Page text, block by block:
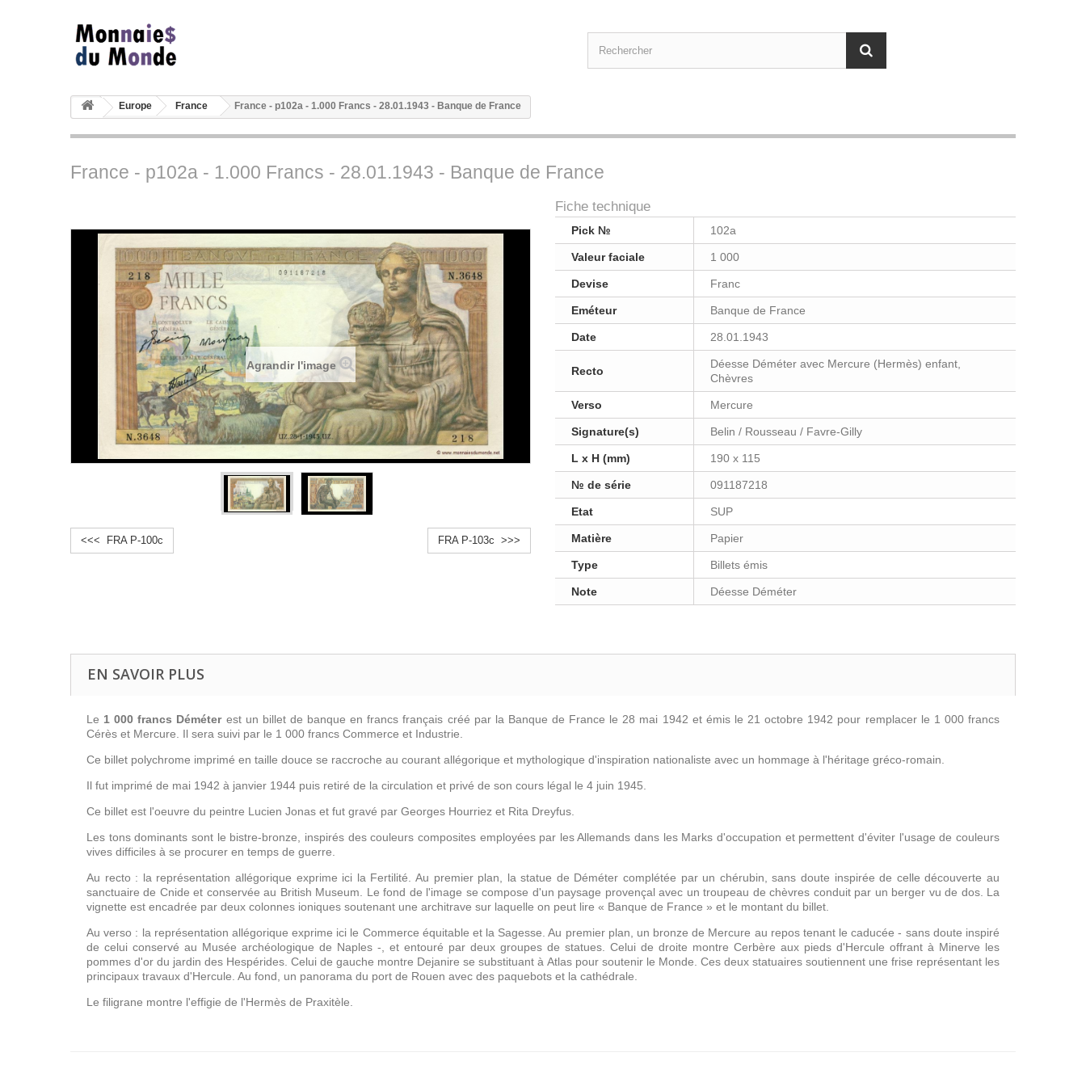
Europe France France - p102a - 1.000 Francs - 28.01.1943 - Banque de France
France - p102a - 1.000 Francs - 28.01.1943 - Banque de France
Agrandir l'image
<<< FRA P-100c FRA P-103c >>>
Fiche technique
Pick № 102a
Valeur faciale 1 000
Devise Franc
Eméteur Banque de France
Date 28.01.1943
Recto
Déesse Déméter avec Mercure (Hermès) enfant,
Chèvres
Verso Mercure
Signature(s) Belin / Rousseau / Favre-Gilly
L x H (mm) 190 x 115
№ de série 091187218
Etat SUP
Matière Papier
Type Billets émis
Note Déesse Déméter
EN SAVOIR PLUS
Le 1 000 francs Déméterest un billet de banque en francs français créé par la Banque de France le 28 mai 1942 et émis le 21 octobre 1942 pour remplacer le 1 000 francs
Cérès et Mercure. Il sera suivi par le 1 000 francs Commerce et Industrie.
Ce billet polychrome imprimé en taille douce se raccroche au courant allégorique et mythologique d'inspiration nationaliste avec un hommage à l'héritage gréco-romain.
Il fut imprimé de mai 1942 à janvier 1944 puis retiré de la circulation et privé de son cours légal le 4 juin 1945.
Ce billet est l'oeuvre du peintre Lucien Jonas et fut gravé par Georges Hourriez et Rita Dreyfus.
Les tons dominants sont le bistre-bronze, inspirés des couleurs composites employées par les Allemands dans les Marks d'occupation et permettent d'éviter l'usage de couleurs
vives difficiles à se procurer en temps de guerre.
Au recto : la représentation allégorique exprime ici la Fertilité. Au premier plan, la statue de Déméter complétée par un chérubin, sans doute inspirée de celle découverte au
sanctuaire de Cnide et conservée au British Museum. Le fond de l'image se compose d'un paysage provençal avec un troupeau de chèvres conduit par un berger vu de dos. La
vignette est encadrée par deux colonnes ioniques soutenant une architrave sur laquelle on peut lire « Banque de France » et le montant du billet.
Au verso : la représentation allégorique exprime ici le Commerce équitable et la Sagesse. Au premier plan, un bronze de Mercure au repos tenant le caducée - sans doute inspiré
de celui conservé au Musée archéologique de Naples -, et entouré par deux groupes de statues. Celui de droite montre Cerbère aux pieds d'Hercule offrant à Minerve les
pommes d'or du jardin des Hespérides. Celui de gauche montre Dejanire se substituant à Atlas pour soutenir le Monde. Ces deux statuaires soutiennent une frise représentant les
principaux travaux d'Hercule. Au fond, un panorama du port de Rouen avec des paquebots et la cathédrale.
Le filigrane montre l'effigie de l'Hermès de Praxitèle.